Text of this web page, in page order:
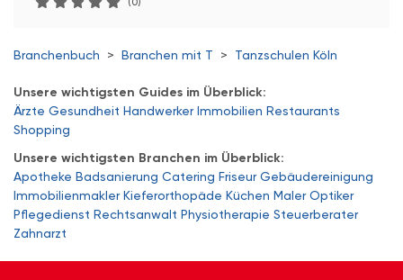
Branchenbuch > Branchen mit T > Tanzschulen Köln
Unsere wichtigsten Guides im Überblick:
Ärzte Gesundheit Handwerker Immobilien Restaurants
Shopping
Unsere wichtigsten Branchen im Überblick:
Apotheke Badsanierung Catering Friseur Gebäudereinigung
Immobilienmakler Kieferorthopäde Küchen Maler Optiker
Pflegedienst Rechtsanwalt Physiotherapie Steuerberater
Zahnarzt